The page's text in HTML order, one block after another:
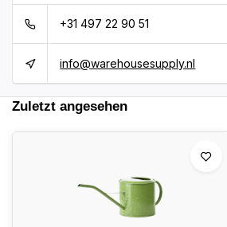
+31 497 22 90 51
info@warehousesupply.nl
Zuletzt angesehen